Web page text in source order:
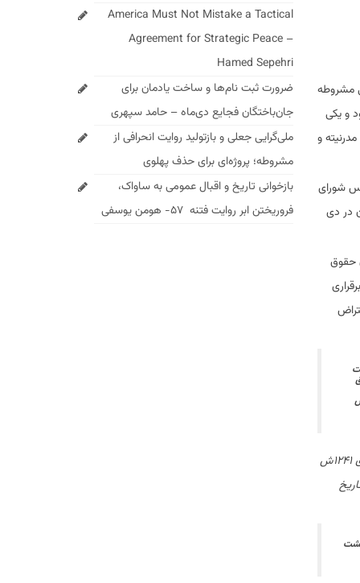
مشروطه
و یکی
و
مجلس شورای
ابلاغ گردید و در پب آن در دی
حقوق
(میرزا محمد پسر علی ۱۲۸۰ ق ۱۲۴۱ش
تاریخ
America Must Not Mistake a Tactical
Agreement for Strategic Peace –
Hamed Sepehri
ضرورت ثبت نام‌ها و ساخت یادمان برای
جان‌باختگان فجایع دی‌ماه – حامد سپهری
ملی‌گرایی جعلی و بازتولید روایت انحرافی از
مشروطه؛ پروژه‌ای برای حذف پهلوی
بازخوانی تاریخ و اقبال عمومی به ساواک،
فروریختن ابر روایت فتنه ۵۷- هومن یوسفی